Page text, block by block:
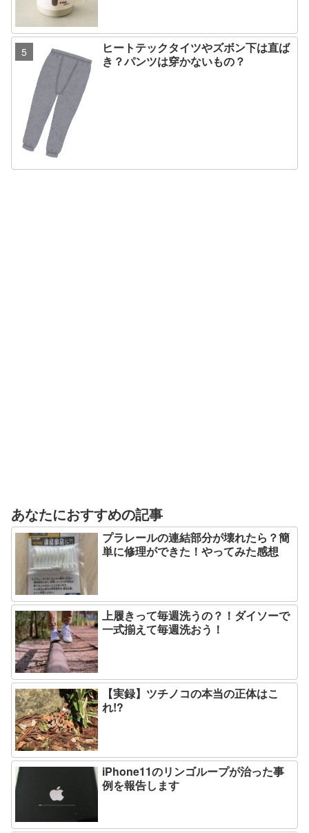
ヒートテックタイツやズボン下は直ば
き？パンツは穿かないもの？
あなたにおすすめの記事
プラレールの連結部分が壊れたら？簡
単に修理ができた！やってみた感想
上履きって毎週洗うの？！ダイソーで
一式揃えて毎週洗おう！
【実録】ツチノコの本当の正体はこ
れ!?
iPhone11のリンゴループが治った事
例を報告します